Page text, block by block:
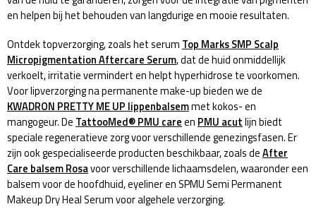
en helpen bij het behouden van langdurige en mooie resultaten.
Ontdek topverzorging, zoals het serum Top Marks SMP Scalp
Micropigmentation Aftercare Serum, dat de huid onmiddellijk
verkoelt, irritatie vermindert en helpt hyperhidrose te voorkomen.
Voor lipverzorging na permanente make-up bieden we de
KWADRON PRETTY ME UP lippenbalsemmet kokos- en
mangogeur. De TattooMed® PMU careen PMU acutlijn biedt
speciale regeneratieve zorg voor verschillende genezingsfasen. Er
zijn ook gespecialiseerde producten beschikbaar, zoals deAfter
Care balsem Rosavoor verschillende lichaamsdelen, waaronder een
balsem voor de hoofdhuid, eyeliner en SPMU Semi Permanent
Makeup Dry Heal Serum voor algehele verzorging.